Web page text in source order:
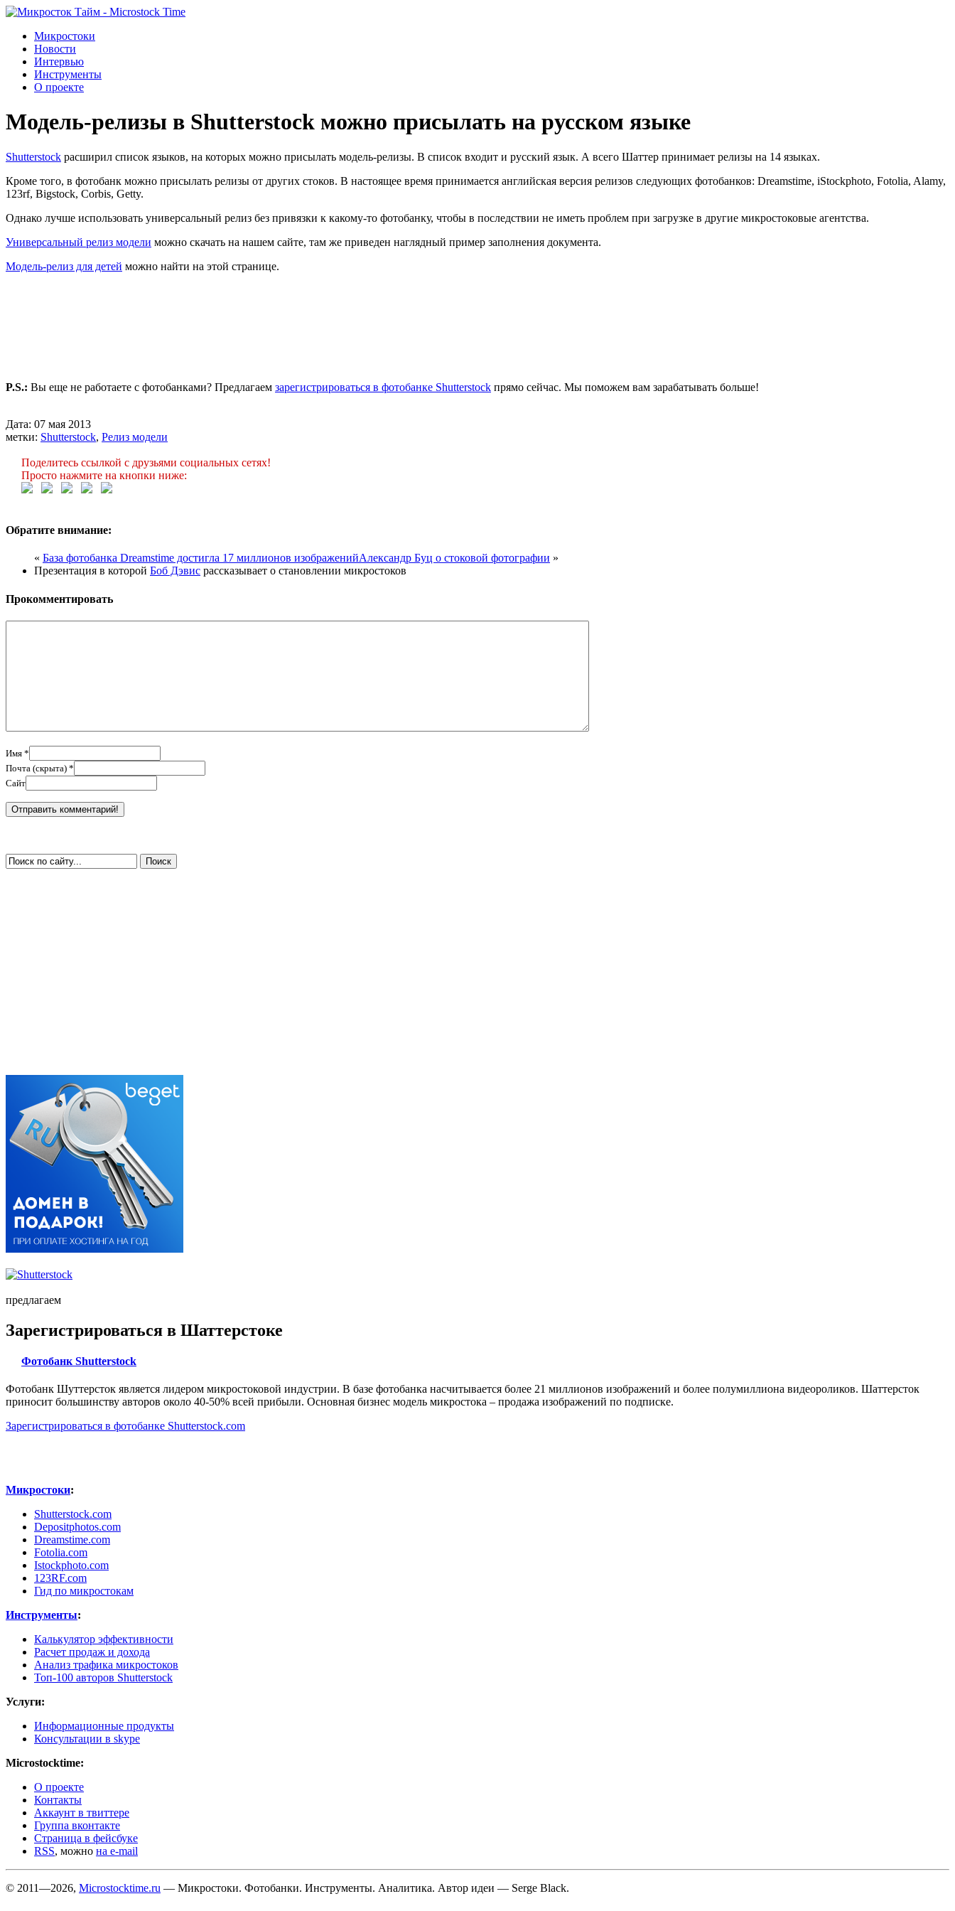
Микростоки
Новости
Интервью
Инструменты
О проекте
Модель-релизы в Shutterstock можно присылать на русском языке
Shutterstock расширил список языков, на которых можно присылать модель-релизы. В список входит и русский язык. А всего Шаттер принимает релизы на 14 языках.
Кроме того, в фотобанк можно присылать релизы от других стоков. В настоящее время принимается английская версия релизов следующих фотобанков: Dreamstime, iStockphoto, Fotolia, Alamy,
123rf, Bigstock, Corbis, Getty.
Однако лучше использовать универсальный релиз без привязки к какому-то фотобанку, чтобы в последствии не иметь проблем при загрузке в другие микростоковые агентства.
Универсальный релиз модели можно скачать на нашем сайте, там же приведен наглядный пример заполнения документа.
Модель-релиз для детей можно найти на этой странице.
P.S.: Вы еще не работаете с фотобанками? Предлагаем зарегистрироваться в фотобанке Shutterstock прямо сейчас. Мы поможем вам зарабатывать больше!
Дата: 07 мая 2013
метки: Shutterstock, Релиз модели
Поделитесь ссылкой с друзьями социальных сетях!
Просто нажмите на кнопки ниже:
Обратите внимание:
« База фотобанка Dreamstime достигла 17 миллионов изображенийАлександр Буц о стоковой фотографии »
Презентация в которой Боб Дэвис рассказывает о становлении микростоков
Прокомментировать
Имя *
Почта (скрыта) *
Сайт
предлагаем
Зарегистрироваться в Шаттерстоке
Фотобанк Shutterstock
Фотобанк Шуттерсток является лидером микростоковой индустрии. В базе фотобанка насчитывается более 21 миллионов изображений и более полумиллиона видеороликов. Шаттерсток
приносит большинству авторов около 40-50% всей прибыли. Основная бизнес модель микростока – продажа изображений по подписке.
Зарегистрироваться в фотобанке Shutterstock.com
Микростоки:
Shutterstock.com
Depositphotos.com
Dreamstime.com
Fotolia.com
Istockphoto.com
123RF.com
Гид по микростокам
Инструменты:
Калькулятор эффективности
Расчет продаж и дохода
Анализ трафика микростоков
Топ-100 авторов Shutterstock
Услуги:
Информационные продукты
Консультации в skype
Microstocktime:
О проекте
Контакты
Аккаунт в твиттере
Группа вконтакте
Страница в фейсбуке
RSS, можно на e-mail
© 2011—2026, Microstocktime.ru — Микростоки. Фотобанки. Инструменты. Аналитика. Автор идеи — Serge Black.